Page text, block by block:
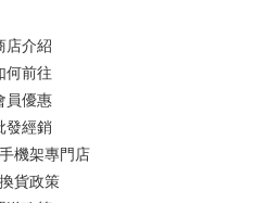
店介紹
何前往
員優惠
發經銷
機架專門店
貨政策